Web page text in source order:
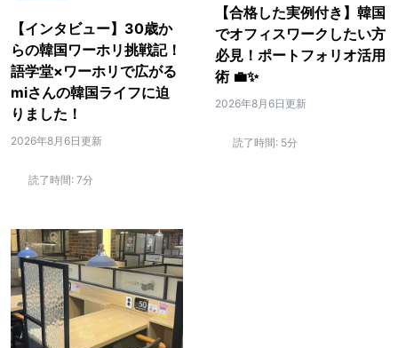
【インタビュー】30歳か
らの韓国ワーホリ挑戦記！
語学堂×ワーホリで広がる
miさんの韓国ライフに迫
りました！
2026年8月6日更新
読了時間: 7分
【合格した実例付き】韓国
でオフィスワークしたい方
必見！ポートフォリオ活用
術 💼✨
2026年8月6日更新
読了時間: 5分